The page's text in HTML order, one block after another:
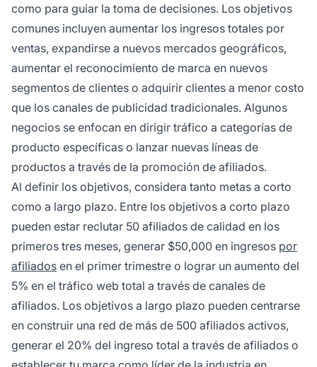
como para guiar la toma de decisiones. Los objetivos
comunes incluyen aumentar los ingresos totales por
ventas, expandirse a nuevos mercados geográficos,
aumentar el reconocimiento de marca en nuevos
segmentos de clientes o adquirir clientes a menor costo
que los canales de publicidad tradicionales. Algunos
negocios se enfocan en dirigir tráfico a categorías de
producto específicas o lanzar nuevas líneas de
productos a través de la promoción de afiliados.
Al definir los objetivos, considera tanto metas a corto
como a largo plazo. Entre los objetivos a corto plazo
pueden estar reclutar 50 afiliados de calidad en los
primeros tres meses, generar $50,000 en ingresos por
afiliados en el primer trimestre o lograr un aumento del
5% en el tráfico web total a través de canales de
afiliados. Los objetivos a largo plazo pueden centrarse
en construir una red de más de 500 afiliados activos,
generar el 20% del ingreso total a través de afiliados o